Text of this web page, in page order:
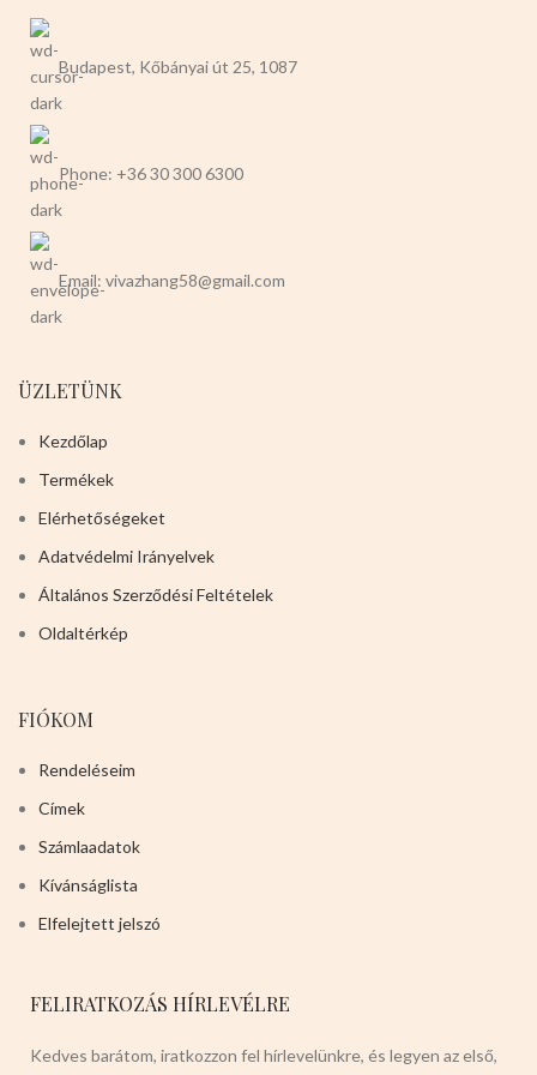
Budapest, Kőbányai út 25, 1087
Phone: +36 30 300 6300
Email: vivazhang58@gmail.com
ÜZLETÜNK
Kezdőlap
Termékek
Elérhetőségeket
Adatvédelmi Irányelvek
Általános Szerződési Feltételek
Oldaltérkép
FIÓKOM
Rendeléseim
Címek
Számlaadatok
Kívánságlista
Elfelejtett jelszó
FELIRATKOZÁS HÍRLEVÉLRE
Kedves barátom, iratkozzon fel hírlevelünkre, és legyen az első,